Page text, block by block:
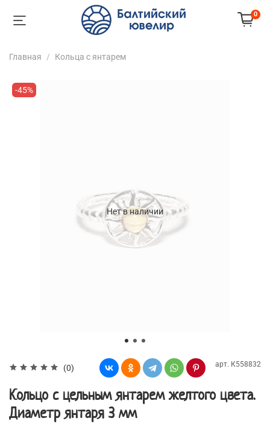
0
Главная Кольца с янтарем
Нет в наличии
-45%
(0) арт. К558832
Кольцо с цельным янтарем желтого цвета.
Диаметр янтаря 3 мм